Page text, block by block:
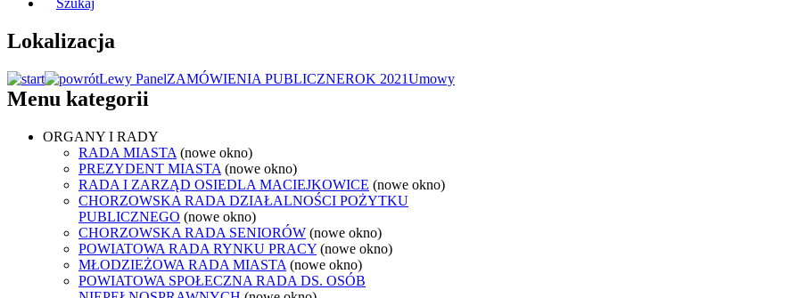
Szukaj
Lokalizacja
Lewy PanelZAMÓWIENIA PUBLICZNEROK 2021Umowy
Menu kategorii
ORGANY I RADY
RADA MIASTA (nowe okno)
PREZYDENT MIASTA (nowe okno)
RADA I ZARZĄD OSIEDLA MACIEJKOWICE (nowe okno)
CHORZOWSKA RADA DZIAŁALNOŚCI POŻYTKU
PUBLICZNEGO (nowe okno)
CHORZOWSKA RADA SENIORÓW (nowe okno)
POWIATOWA RADA RYNKU PRACY (nowe okno)
MŁODZIEŻOWA RADA MIASTA (nowe okno)
POWIATOWA SPOŁECZNA RADA DS. OSÓB